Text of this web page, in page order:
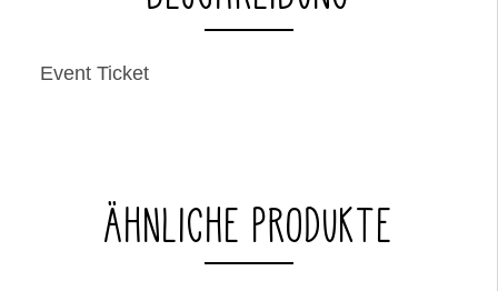
Event Ticket
ÄHNLICHE PRODUKTE